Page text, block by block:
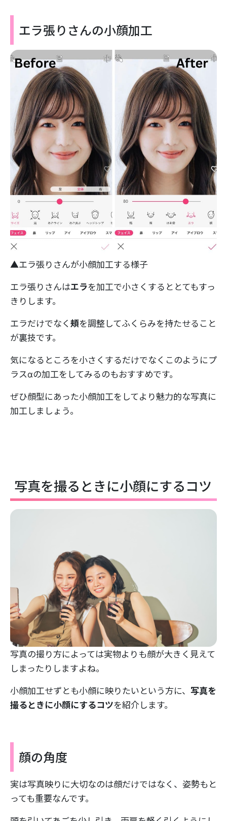
エラ張りさんの小顔加工
▲エラ張りさんが小顔加工する様子
エラ張りさんはエラを加工で小さくするととてもすっ
きりします。
エラだけでなく 頬を調整してふくらみを持たせること
が裏技です。
気になるところを小さくするだけでなくこのようにプ
ラスαの加工をしてみるのもおすすめです。
ぜひ顔型にあった小顔加工をしてより魅力的な写真に
加工しましょう。
写真を撮るときに小顔にするコツ
写真の撮り方によっては実物よりも顔が大きく見えて
しまったりしますよね。
小顔加工せずとも小顔に映りたいという方に、 写真を
撮るときに小顔にするコツを紹介します。
顔の角度
実は写真映りに大切なのは顔だけではなく、姿勢もと
っても重要なんです。